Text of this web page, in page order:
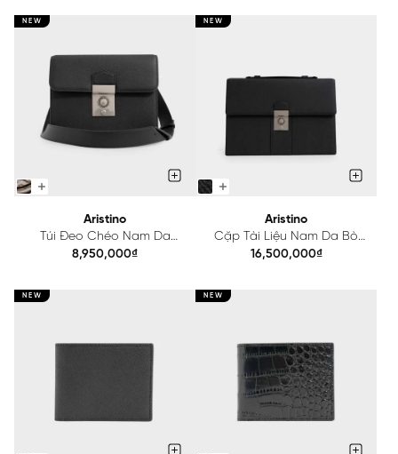
NEW
Aristino
Túi Đeo Chéo Nam Da
Epsom Aristino ACB020S0H2
8,950,000₫
NEW
Aristino
Cặp Tài Liệu Nam Da Bò
Epsom Aristino ABC020S0H2
16,500,000₫
NEW NEW